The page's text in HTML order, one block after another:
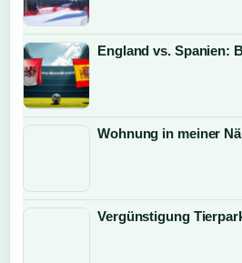
England vs. Spanien:
Wohnung in meiner
Vergünstigung